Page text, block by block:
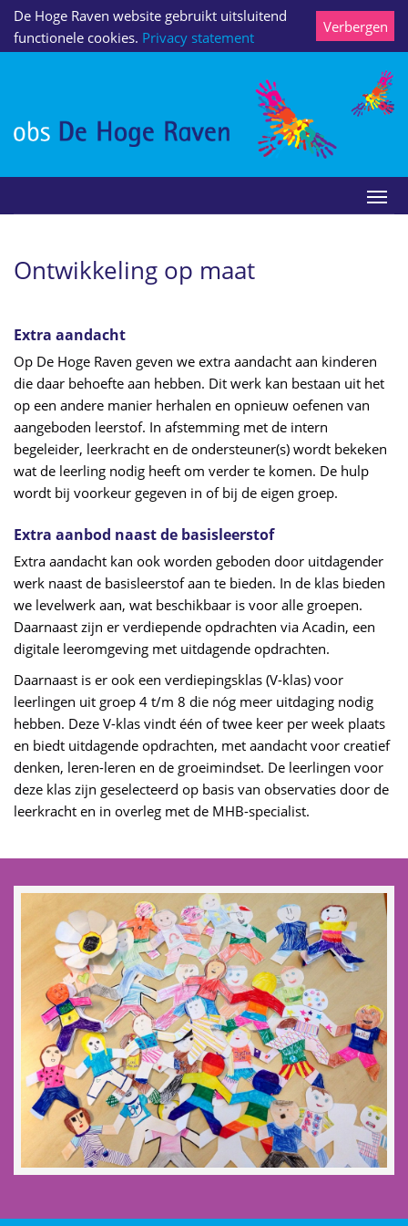
De Hoge Raven website gebruikt uitsluitend
functionele cookies. Privacy statement
Verbergen
Ontwikkeling op maat
Extra aandacht
Op De Hoge Raven geven we extra aandacht aan kinderen
die daar behoefte aan hebben. Dit werk kan bestaan uit het
op een andere manier herhalen en opnieuw oefenen van
aangeboden leerstof. In afstemming met de intern
begeleider, leerkracht en de ondersteuner(s) wordt bekeken
wat de leerling nodig heeft om verder te komen. De hulp
wordt bij voorkeur gegeven in of bij de eigen groep.
Extra aanbod naast de basisleerstof
Extra aandacht kan ook worden geboden door uitdagender
werk naast de basisleerstof aan te bieden. In de klas bieden
we levelwerk aan, wat beschikbaar is voor alle groepen.
Daarnaast zijn er verdiepende opdrachten via Acadin, een
digitale leeromgeving met uitdagende opdrachten.
Daarnaast is er ook een verdiepingsklas (V-klas) voor
leerlingen uit groep 4 t/m 8 die nóg meer uitdaging nodig
hebben. Deze V-klas vindt één of twee keer per week plaats
en biedt uitdagende opdrachten, met aandacht voor creatief
denken, leren-leren en de groeimindset. De leerlingen voor
deze klas zijn geselecteerd op basis van observaties door de
leerkracht en in overleg met de MHB-specialist.